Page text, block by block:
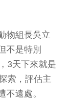
物組長吳立
不是特別
3天下來就是
索，評估主
不遠處。